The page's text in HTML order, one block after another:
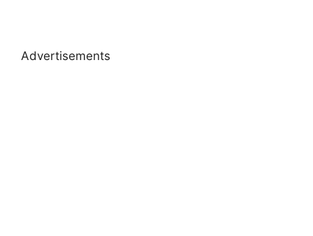
Advertisements